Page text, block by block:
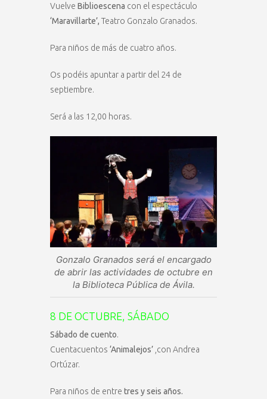
Vuelve Biblioescena con el espectáculo
‘Maravillarte’, Teatro Gonzalo Granados.
Para niños de más de cuatro años.
Os podéis apuntar a partir del 24 de
septiembre.
Será a las 12,00 horas.
Gonzalo Granados será el encargado
de abrir las actividades de octubre en
la Biblioteca Pública de Ávila.
8 DE OCTUBRE, SÁBADO
Sábado de cuento.
Cuentacuentos ‘Animalejos’ ,con Andrea
Ortúzar.
Para niños de entre tres y seis años.